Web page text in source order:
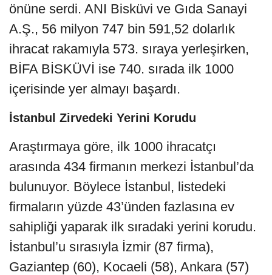
önüne serdi. ANI Bisküvi ve Gıda Sanayi
A.Ş., 56 milyon 747 bin 591,52 dolarlık
ihracat rakamıyla 573. sıraya yerleşirken,
BİFA BİSKÜVİ ise 740. sırada ilk 1000
içerisinde yer almayı başardı.
İstanbul Zirvedeki Yerini Korudu
Araştırmaya göre, ilk 1000 ihracatçı
arasında 434 firmanın merkezi İstanbul’da
bulunuyor. Böylece İstanbul, listedeki
firmaların yüzde 43’ünden fazlasına ev
sahipliği yaparak ilk sıradaki yerini korudu.
İstanbul’u sırasıyla İzmir (87 firma),
Gaziantep (60), Kocaeli (58), Ankara (57)